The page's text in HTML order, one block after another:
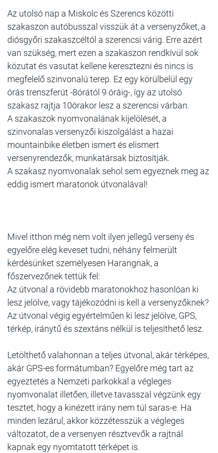
Az utolsó nap a Miskolc és Szerencs közötti
szakaszon autóbusszal visszük át a versenyzőket, a
diósgyőri szakaszcéltól a szerencsi várig. Erre azért
van szükség, mert ezen a szakaszon rendkívül sok
közutat és vasutat kellene keresztezni és nincs is
megfelelő szinvonalú terep. Ez egy körülbelül egy
órás trenszferút -8órától 9 óráig-, így az utolsó
szakasz rajtja 10órakor lesz a szerencsi várban.
A szakaszok nyomvonalának kijelölését, a
szinvonalas versenyzői kiszolgálást a hazai
mountainbike életben ismert és elismert
versenyrendezők, munkatársak biztosítják.
A szakasz nyomvonalak sehol sem egyeznek meg az
eddig ismert maratonok útvonalával!
Mivel itthon még nem volt ilyen jellegű verseny és
egyelőre elég keveset tudni, néhány felmerült
kérdésünket személyesen Harangnak, a
főszervezőnek tettük fel:
Az útvonal a rövidebb maratonokhoz hasonlóan ki
lesz jelölve, vagy tájékozódni is kell a versenyzőknek?
Az útvonal végig egyértelműen ki lesz jelölve, GPS,
térkép, iránytű és szextáns nélkül is teljesíthető lesz.
Letölthető valahonnan a teljes útvonal, akár térképes,
akár GPS-es formátumban? Egyelőre még tart az
egyeztetés a Nemzeti parkokkal a végleges
nyomvonalat illetően, illetve tavasszal végzünk egy
tesztet, hogy a kinézett irány nem túl saras-e. Ha
minden lezárul, akkor közzétesszük a végleges
változatot, de a versenyen résztvevők a rajtnál
kapnak egy nyomtatott térképet is.